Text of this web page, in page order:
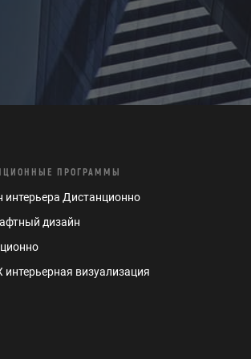
ПРОГРАММЫ
интерьера Дистанционно
дизайн
интерьерная визуализация